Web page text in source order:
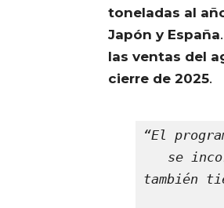
toneladas al
Japón y España
las ventas del
cierre de 2025.
“El
se
también